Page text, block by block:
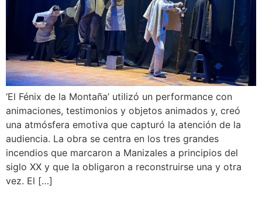
‘El Fénix de la Montaña’ utilizó un performance con
animaciones, testimonios y objetos animados y, creó
una atmósfera emotiva que capturó la atención de la
audiencia. La obra se centra en los tres grandes
incendios que marcaron a Manizales a principios del
siglo XX y que la obligaron a reconstruirse una y otra
vez. El […]